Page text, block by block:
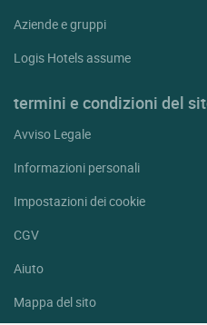
Aziende e gruppi
Logis Hotels assume
termini e condizioni del
Avviso Legale
Informazioni personali
Impostazioni dei cookie
CGV
Aiuto
Mappa del sito